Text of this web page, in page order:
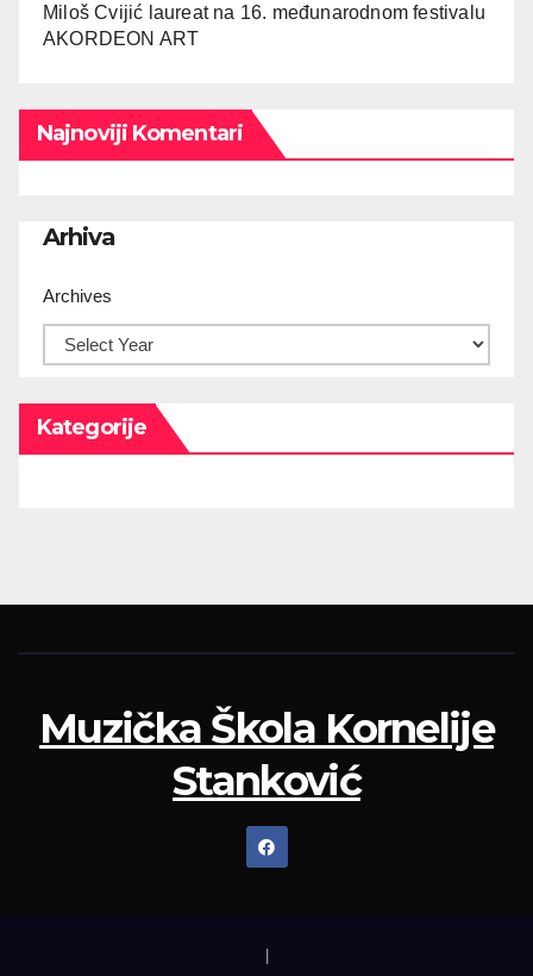
Miloš Cvijić laureat na 16. međunarodnom festivalu
AKORDEON ART
Najnoviji Komentari
Arhiva
Archives
Kategorije
Muzička Škola Kornelije
Stanković